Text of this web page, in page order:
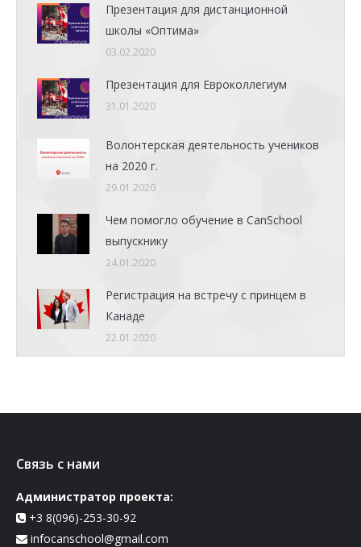
Презентация для дистанционной
школы «Оптима»
03.02.2020
Презентация для Евроколлегиум
31.01.2020
Волонтерская деятельность учеников
на 2020 г.
29.01.2020
Чем помогло обучение в CanSchool
выпускнику
24.01.2020
Регистрация на встречу с принцем в
Канаде
22.01.2020
Связь с нами
Администратор проекта:
+3 8(096)-253-30-92
infocanschool@gmail.com